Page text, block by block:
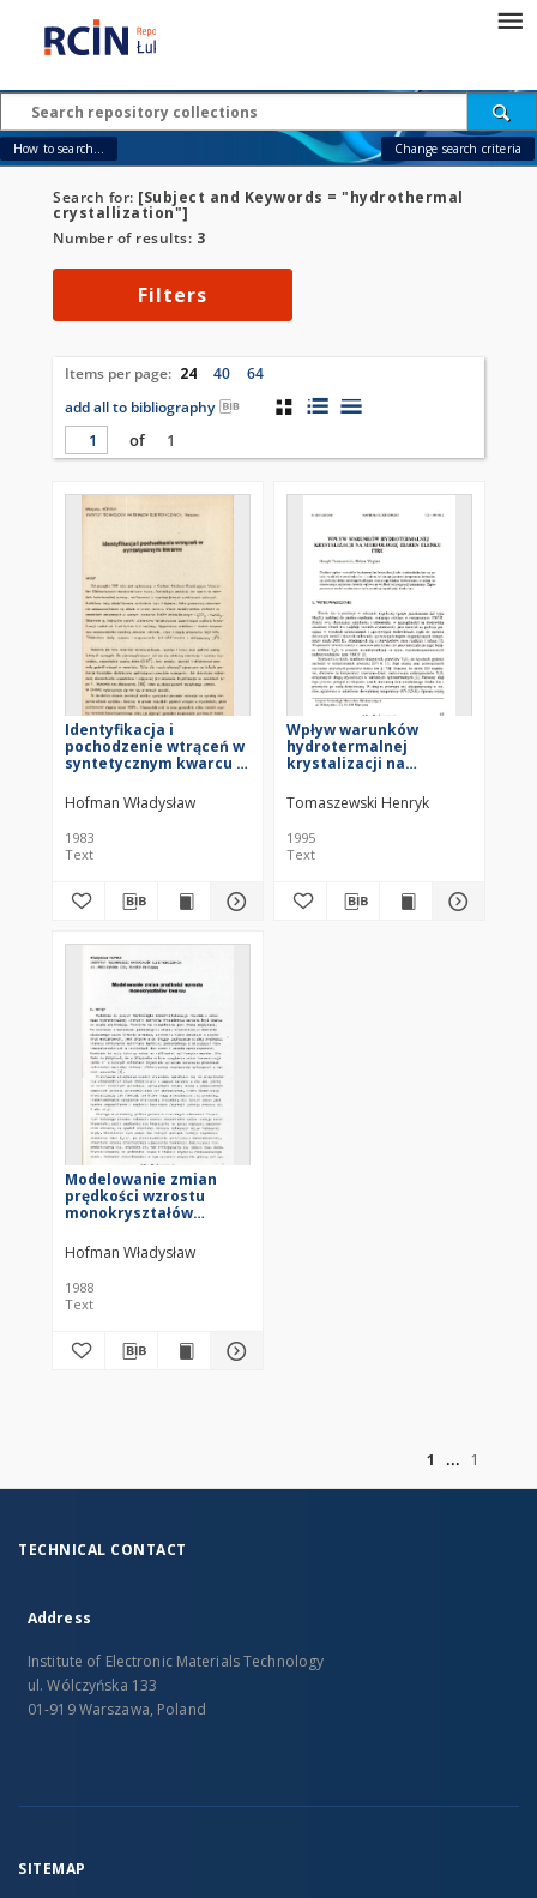
How to search... Change search criteria
Search for: [Subject and Keywords = "hydrothermal
crystallization"]
Number of results: 3
Filters
Items per page: 24 40
64
add all to bibliography
of
1
Identyfikacja i
pochodzenie wtrąceń w
syntetycznym kwarcu =
genesis of inclusions in
hydrothermally-grown
quartz crystals
Hofman Władysław
1983
Text
Wpływ warunków
hydrotermalnej
krystalizacji na
tlenku itru = Effect of
hydrothermal
crystallization
conditions on
morphology of yttria
Tomaszewski Henryk
1995
Text
Modelowanie zmian
prędkości wzrostu
monokryształów
of growth rate
variations of quartz
single crystals
Hofman Władysław
1988
Text
1
1
TECHNICAL CONTACT
Address
Institute of Electronic Materials Technology
ul. Wólczyńska 133
01-919 Warszawa, Poland
SITEMAP